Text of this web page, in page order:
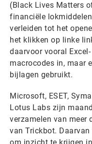
(Black Lives Matters
financiële
verleiden tot het
het klikken op linke
daarvoor vooral
macrocodes in, maar
bijlagen gebruikt.
Microsoft, ESET,
Lotus Labs zijn
verzamelen van meer
van Trickbot.